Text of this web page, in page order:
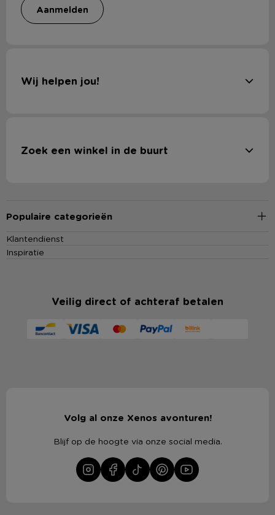
aanmelden
Wij helpen jou!
Zoek een winkel in de buurt
Populaire categorieën
Klantendienst
Inspiratie
Veilig direct of achteraf betalen
Volg al onze Xenos avonturen!
Blijf op de hoogte via onze social media.